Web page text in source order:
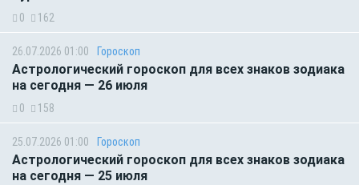
0 162
26.07.2026 01:00 Гороскоп
Астрологический гороскоп для всех знаков зодиака
на сегодня — 26 июля
0 158
25.07.2026 01:00 Гороскоп
Астрологический гороскоп для всех знаков зодиака
на сегодня — 25 июля